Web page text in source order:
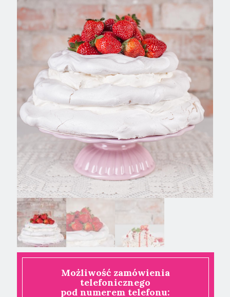
Możliwość zamówienia
telefonicznego
pod numerem telefonu: